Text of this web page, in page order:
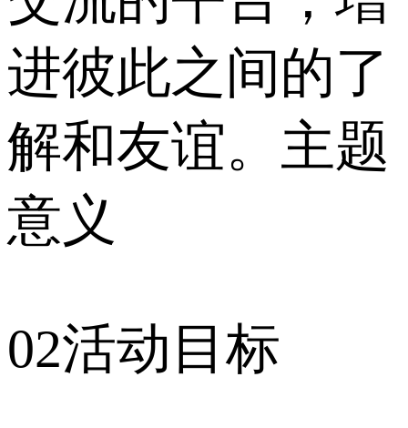
进彼此之间的了
解和友谊。主题
意义
02活动目标